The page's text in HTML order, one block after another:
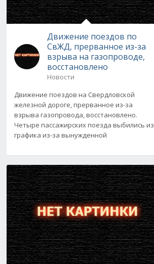
Движение поездов по
СвЖД, прерванное из-за
взрыва на газопроводе,
восстановлено
Новости
Движение поездов на Свердловской
железной дороге, прерванное из-за
взрыва газопровода, восстановлено.
Четыре пассажирских поезда выбились из
графика из-за вынужденной